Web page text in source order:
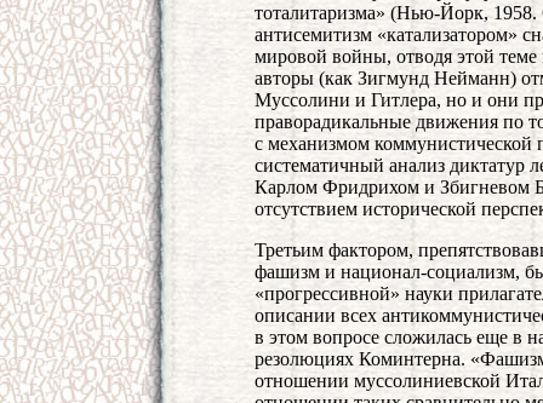
тоталитаризма» (Нью-Йорк,
антисемитизм «катализатором»
мировой войны, отводя этой
авторы (как Зигмунд Нейманн)
Муссолини и Гитлера, но и они
праворадикальные движения по
с механизмом
систематичный анализ диктатур
Карлом Фридрихом и Збигневом
отсутствием исторической
Третьим фактором,
фашизм и национал-социализм,
«прогрессивной» науки
описании всех
в этом вопросе сложилась еще в
резолюциях Коминтерна.
отношении муссолиниевской